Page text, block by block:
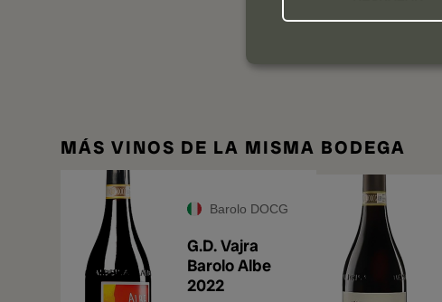
MÁS VINOS DE LA MISMA BODEGA
Barolo DOCG
G.D. Vajra
Barolo Albe
2022